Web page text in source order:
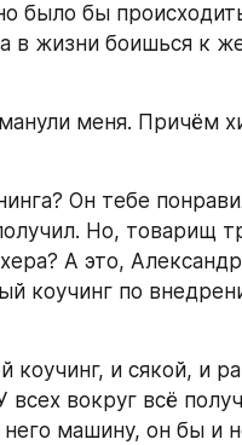
было бы
в жизни боишься к
меня. Причём
Он тебе
Но, товарищ
А это,
коучинг по
коучинг, и сякой, и
вокруг всё
машину, он бы и